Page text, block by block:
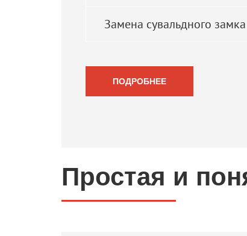
Простая и
Замена сувальдного замка
ПОДРОБНЕЕ